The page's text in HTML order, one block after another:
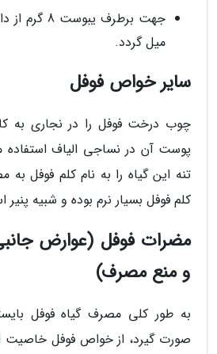
جهت برطرف
میل گردد.
سایر خواص فوفل
چوب درخت فوفل را در نجاری به
پوست آن در نساجی الیاف استفاده
تنه این گیاه را به نام کلم فوفل به
کلم فوفل بسیار نرم بوده و شبیه
مضرات فوفل (عوارض
و منع مصرف)
به طور کلی مصرف گیاه فوفل
صورت گیرد، از خواص فوفل خاصیت